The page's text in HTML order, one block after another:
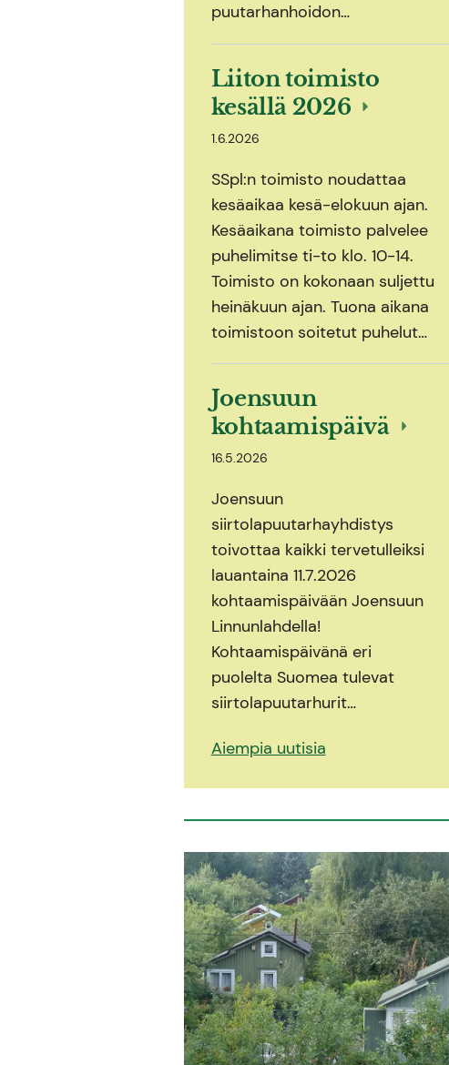
puutarhanhoidon…
Liiton toimisto
kesällä 2026
1.6.2026
SSpl:n toimisto noudattaa
kesäaikaa kesä-elokuun ajan.
Kesäaikana toimisto palvelee
puhelimitse ti-to klo. 10-14.
Toimisto on kokonaan suljettu
heinäkuun ajan. Tuona aikana
toimistoon soitetut puhelut…
Joensuun
kohtaamispäivä
16.5.2026
Joensuun
siirtolapuutarhayhdistys
toivottaa kaikki tervetulleiksi
lauantaina 11.7.2026
kohtaamispäivään Joensuun
Linnunlahdella!
Kohtaamispäivänä eri
puolelta Suomea tulevat
siirtolapuutarhurit…
Aiempia uutisia